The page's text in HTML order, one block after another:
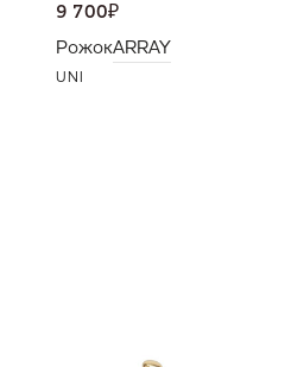
9 700₽
РожокARRAY
UNI